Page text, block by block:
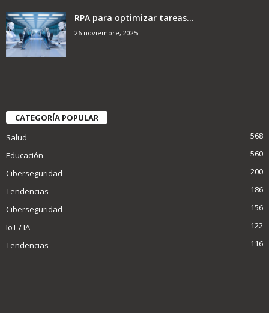
RPA para optimizar tareas...
26 noviembre, 2025
CATEGORÍA POPULAR
Salud
568
Educación
560
Ciberseguridad
200
Tendencias
186
Ciberseguridad
156
IoT / IA
122
Tendencias
116